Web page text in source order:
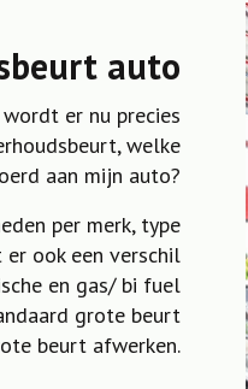
auto
er nu precies
welke
aan mijn auto?
per merk, type
ook een verschil
en gas/ bi fuel
grote beurt
beurt afwerken.